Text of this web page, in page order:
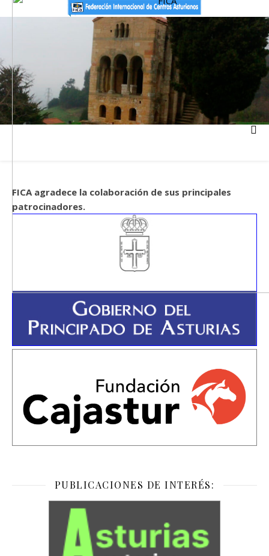
FICA agradece la colaboración de sus principales
patrocinadores.
PUBLICACIONES DE INTERÉS: